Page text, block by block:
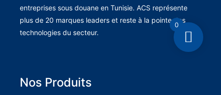
entreprises sous douane en Tunisie. ACS représente
plus de 20 marques leaders et reste à la pointe des
technologies du secteur.
Nos Produits
0